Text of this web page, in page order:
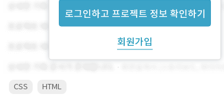
로그인하고 프로젝트 정보 확인하기
회원가입
CSS HTML